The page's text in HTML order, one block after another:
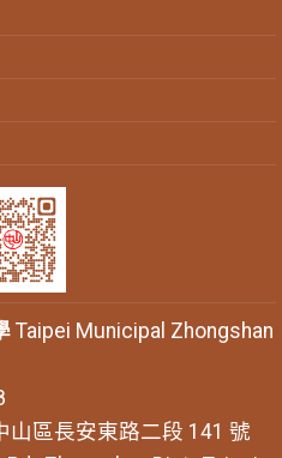
Taipei Municipal Zhongshan
山區長安東路二段 141 號